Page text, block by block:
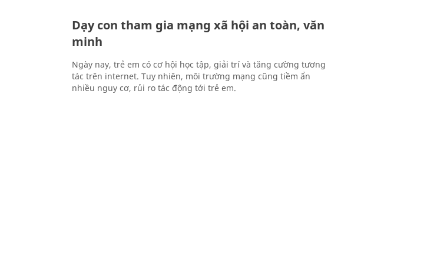
Dạy con tham gia mạng xã hội an toàn, văn
minh
Ngày nay, trẻ em có cơ hội học tập, giải trí và tăng cường tương
tác trên internet. Tuy nhiên, môi trường mạng cũng tiềm ẩn
nhiều nguy cơ, rủi ro tác động tới trẻ em.